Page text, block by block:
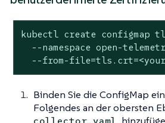
kubectl create configmap
--namespace open-
--from-
Binden Sie die ConfigMap
Folgendes an der obersten